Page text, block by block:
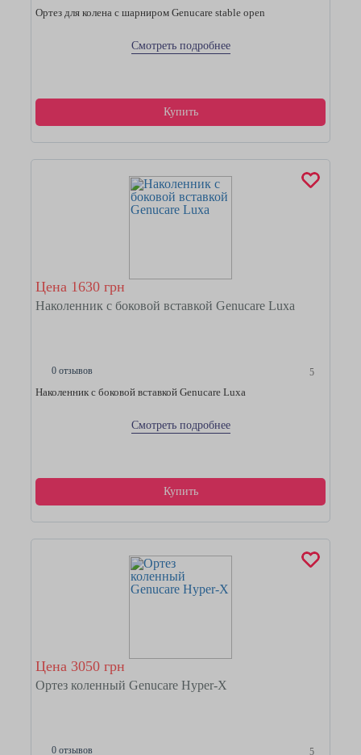
Ортез для колена с шарниром Genucare stable open
Смотреть подробнее
Купить
Цена 1630 грн
Наколенник с боковой вставкой Genucare Luxa
0 отзывов 5
Наколенник с боковой вставкой Genucare Luxa
Смотреть подробнее
Купить
Цена 3050 грн
Ортез коленный Genucare Hyper-X
0 отзывов 5